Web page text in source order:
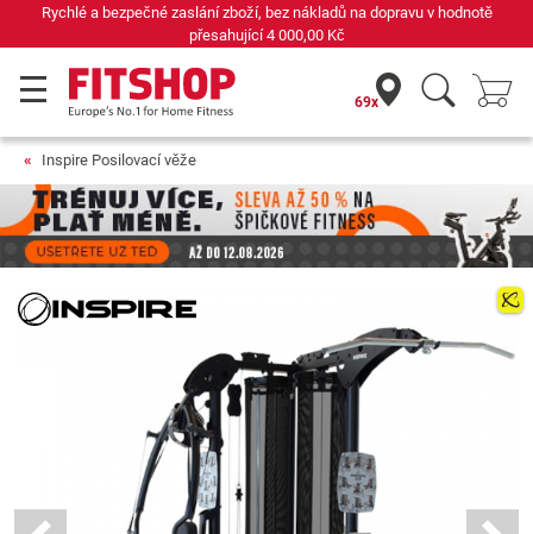
Již 42 let váš odborník na domácí fitness
69x
Inspire Posilovací věže